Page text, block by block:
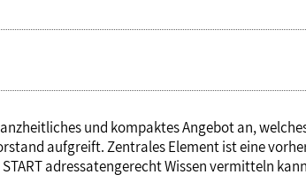
und kompaktes Angebot an,
aufgreift. Zentrales Element ist eine
adressatengerecht Wissen vermitteln